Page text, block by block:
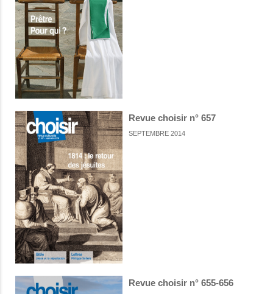
Revue choisir n° 657
SEPTEMBRE 2014
Revue choisir n° 655-656